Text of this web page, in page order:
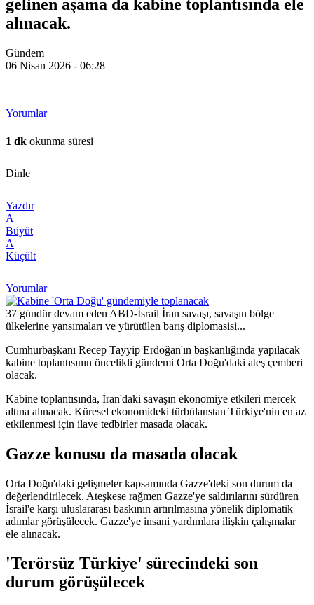
gelinen aşama da kabine toplantısında ele
alınacak.
Gündem
06 Nisan 2026 - 06:28
Yorumlar
1 dk okunma süresi
Dinle
Yazdır
A
Büyüt
A
Küçült
Yorumlar
37 gündür devam eden ABD-İsrail İran savaşı, savaşın bölge
ülkelerine yansımaları ve yürütülen barış diplomasisi...
Cumhurbaşkanı Recep Tayyip Erdoğan'ın başkanlığında yapılacak
kabine toplantısının öncelikli gündemi Orta Doğu'daki ateş çemberi
olacak.
Kabine toplantısında, İran'daki savaşın ekonomiye etkileri mercek
altına alınacak. Küresel ekonomideki türbülanstan Türkiye'nin en az
etkilenmesi için ilave tedbirler masada olacak.
Gazze konusu da masada olacak
Orta Doğu'daki gelişmeler kapsamında Gazze'deki son durum da
değerlendirilecek. Ateşkese rağmen Gazze'ye saldırılarını sürdüren
İsrail'e karşı uluslararası baskının artırılmasına yönelik diplomatik
adımlar görüşülecek. Gazze'ye insani yardımlara ilişkin çalışmalar
ele alınacak.
'Terörsüz Türkiye' sürecindeki son
durum görüşülecek